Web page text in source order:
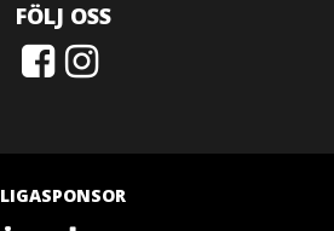
FÖLJ OSS
LIGASPONSOR